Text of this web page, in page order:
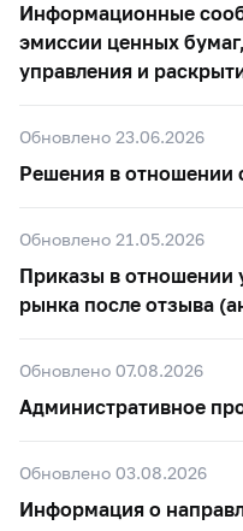
Информационные
эмиссии ценных
управления и
Обновлено 23.06.2026
Решения в отношении
Обновлено 21.05.2026
Приказы в отношении
рынка после отзыва
Обновлено 07.08.2026
Административное
Обновлено 03.08.2026
Информация о